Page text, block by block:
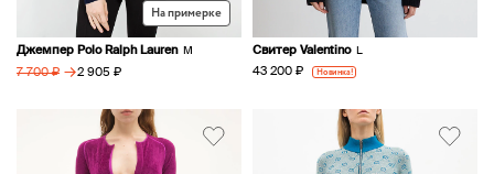
На примерке
Джемпер Polo Ralph Lauren M
7 700 ₽ → 2 905 ₽
Свитер Valentino L
43 200 ₽ Новинка!